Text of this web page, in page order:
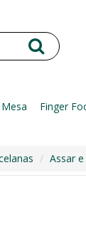
Mesa Finger
Assar